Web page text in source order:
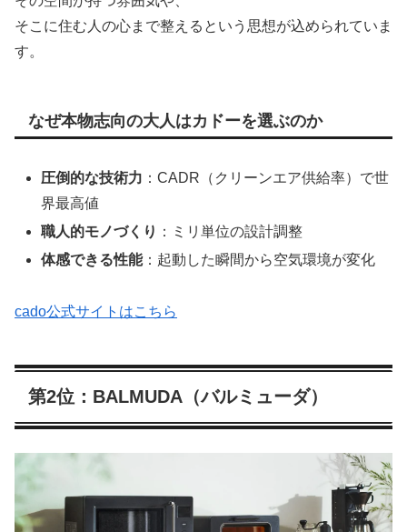
そこに住む人の心まで整えるという思想が込められていま
す。
なぜ本物志向の大人はカドーを選ぶのか
圧倒的な技術力 ：CADR（クリーンエア供給率）で世
界最高値
職人的モノづくり ：ミリ単位の設計調整
体感できる性能：起動した瞬間から空気環境が変化
cado公式サイトはこちら
第2位：BALMUDA（バルミューダ）